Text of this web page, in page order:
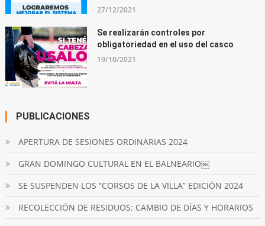
27/12/2021
Se realizarán controles por
obligatoriedad en el uso del casco
19/10/2021
PUBLICACIONES
APERTURA DE SESIONES ORDINARIAS 2024
GRAN DOMINGO CULTURAL EN EL BALNEARIO￼
SE SUSPENDEN LOS “CORSOS DE LA VILLA” EDICIÓN 2024
RECOLECCIÓN DE RESIDUOS: CAMBIO DE DÍAS Y HORARIOS